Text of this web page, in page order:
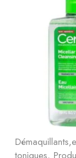
toniques,